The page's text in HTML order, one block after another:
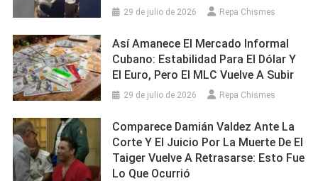
29 de julio de 2026 Repa Chismes
Así Amanece El Mercado Informal
Cubano: Estabilidad Para El Dólar Y
El Euro, Pero El MLC Vuelve A Subir
29 de julio de 2026 Repa Chismes
Comparece Damián Valdez Ante La
Corte Y El Juicio Por La Muerte De El
Taiger Vuelve A Retrasarse: Esto Fue
Lo Que Ocurrió